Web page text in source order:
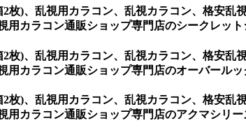
2枚)、乱視用カラコン、乱視カラコン、格安
用カラコン通販ショップ専門店のシークレッ
2枚)、乱視用カラコン、乱視カラコン、格安
用カラコン通販ショップ専門店のオーバールッ
2枚)、乱視用カラコン、乱視カラコン、格安
用カラコン通販ショップ専門店のアクマシリー